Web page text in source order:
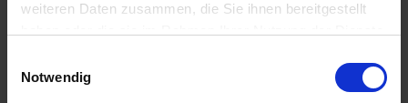
weiteren Daten zusammen, die Sie ihnen bereitgestellt
Notwendig